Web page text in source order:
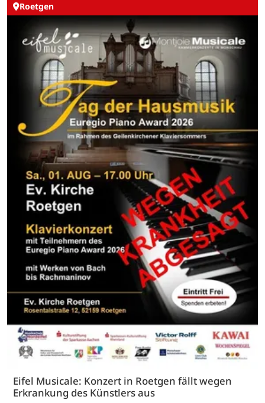
Roetgen
Eifel Musicale: Konzert in Roetgen fällt wegen
Erkrankung des Künstlers aus